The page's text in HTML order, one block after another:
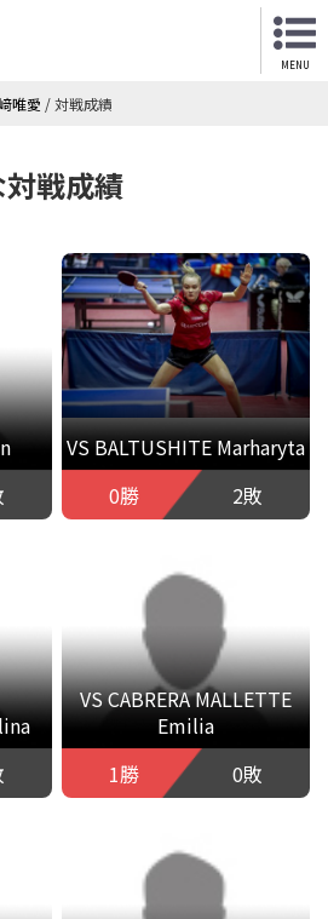
MENU
唯愛 /対戦成績
戦成績
VS BALTUSHITE Marharyta
0勝
2敗
VS CABRERA MALLETTE
Emilia
1勝
0敗